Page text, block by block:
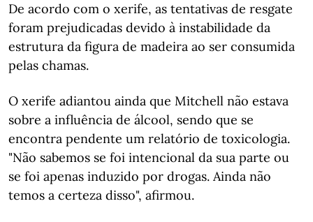
De acordo com o xerife, as tentativas de resgate
foram prejudicadas devido à instabilidade da
estrutura da figura de madeira ao ser consumida
pelas chamas.
O xerife adiantou ainda que Mitchell não estava
sobre a influência de álcool, sendo que se
encontra pendente um relatório de toxicologia.
"Não sabemos se foi intencional da sua parte ou
se foi apenas induzido por drogas. Ainda não
temos a certeza disso", afirmou.